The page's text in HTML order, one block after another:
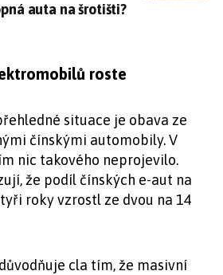
auta na šrotišti?
roste
situace je obava ze
čínskými automobily. V
nic takového neprojevilo.
že podíl čínských e-aut na
roky vzrostl ze dvou na 14
cla tím, že masivní